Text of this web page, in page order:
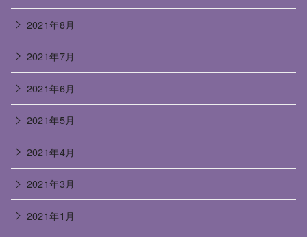
2021年8月
2021年7月
2021年6月
2021年5月
2021年4月
2021年3月
2021年1月